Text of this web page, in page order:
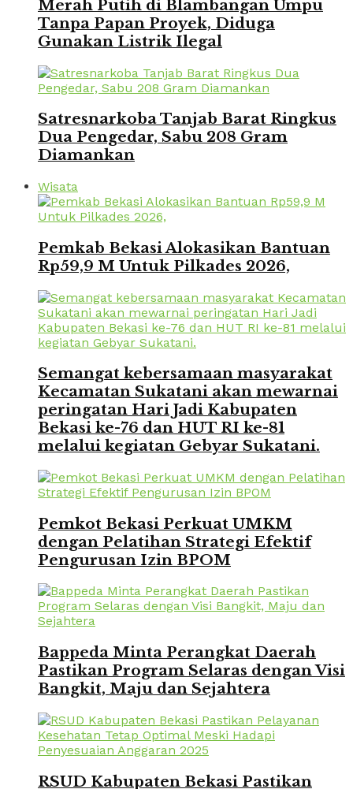
Merah Putih di Blambangan Umpu
Tanpa Papan Proyek, Diduga
Gunakan Listrik Ilegal
Satresnarkoba Tanjab Barat Ringkus
Dua Pengedar, Sabu 208 Gram
Diamankan
Wisata
Pemkab Bekasi Alokasikan Bantuan
Rp59,9 M Untuk Pilkades 2026,
Semangat kebersamaan masyarakat
Kecamatan Sukatani akan mewarnai
peringatan Hari Jadi Kabupaten
Bekasi ke-76 dan HUT RI ke-81
melalui kegiatan Gebyar Sukatani.
Pemkot Bekasi Perkuat UMKM
dengan Pelatihan Strategi Efektif
Pengurusan Izin BPOM
Bappeda Minta Perangkat Daerah
Pastikan Program Selaras dengan Visi
Bangkit, Maju dan Sejahtera
RSUD Kabupaten Bekasi Pastikan